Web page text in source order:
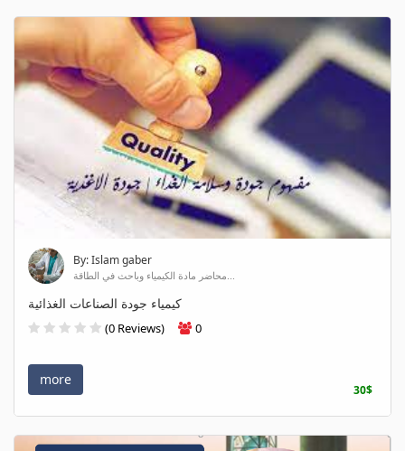
By: Islam gaber
محاضر مادة الكيمياء وباحث في الطاقة...
كيمياء جودة الصناعات الغذائية
(0 Reviews) 0
more
30$